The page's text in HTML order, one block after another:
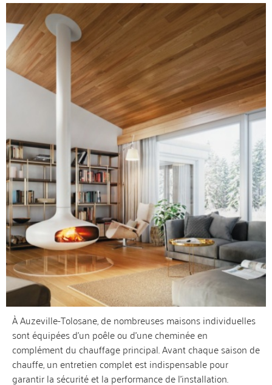
À Auzeville-Tolosane, de nombreuses maisons individuelles
sont équipées d’un poêle ou d’une cheminée en
complément du chauffage principal. Avant chaque saison de
chauffe, un entretien complet est indispensable pour
garantir la sécurité et la performance de l’installation.